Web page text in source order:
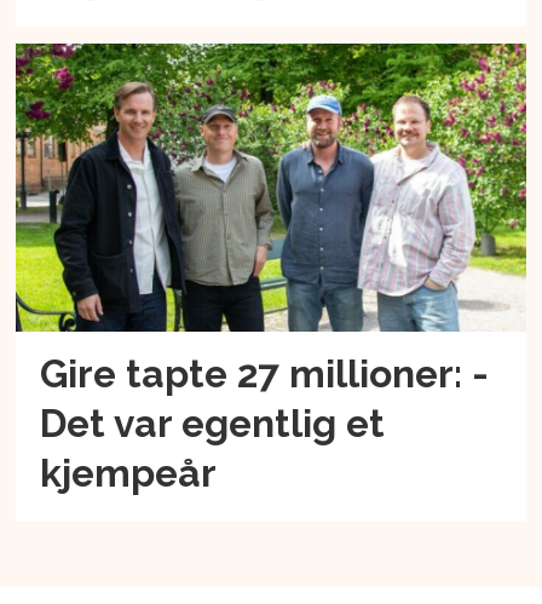
Gire tapte 27 millioner: -
Det var egentlig et
kjempeår